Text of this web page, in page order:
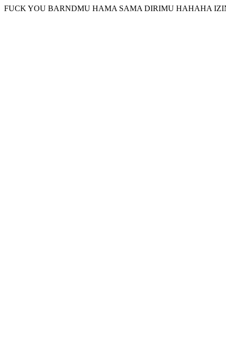
FUCK YOU BARNDMU HAMA SAMA DIRIMU HAHAHA